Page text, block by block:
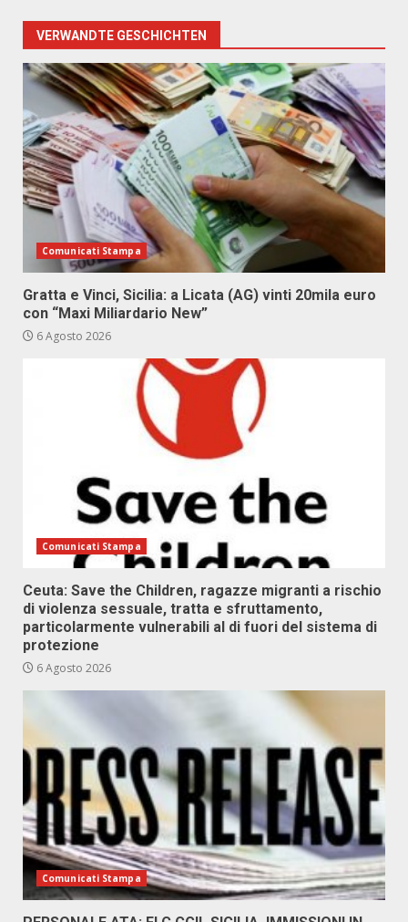
VERWANDTE GESCHICHTEN
Comunicati Stampa
Gratta e Vinci, Sicilia: a Licata (AG) vinti 20mila euro
con “Maxi Miliardario New”
6 Agosto 2026
Comunicati Stampa
Ceuta: Save the Children, ragazze migranti a rischio
di violenza sessuale, tratta e sfruttamento,
particolarmente vulnerabili al di fuori del sistema di
protezione
6 Agosto 2026
Comunicati Stampa